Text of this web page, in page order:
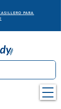
PARA